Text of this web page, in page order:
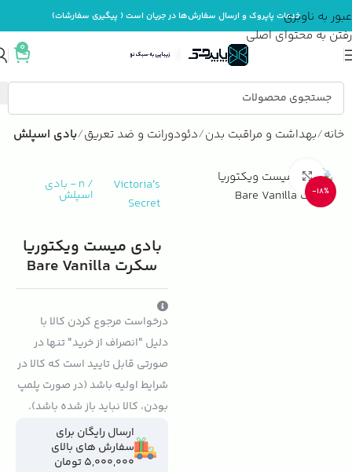
عبور به ناوبری
رفتن به محتوای اصلی
خدمات پاپروک و ارسال سفارش‌ها در جریان است ( پیگیری سفارشات)
0
خانه بهداشت و مراقبت بدن دئودورانت و ضد تعریق بادی اسپلش
-18%
بزرگنمایی تصویر
Victoria's
Secret
/
n
- بادی
اسپلش
بادی میست ویکتوریا
سکرت Bare Vanilla
درخواست مرجوع کردن کالا با
دلیل "انصراف از خرید" تنها در
صورتی قابل تایید است که کالا در
شرایط اولیه باشد (در صورت پلمپ
بودن، کالا نباید باز شده باشد).
ارسال رایگان برای
سفارش های بالای
5,000,000 تومان